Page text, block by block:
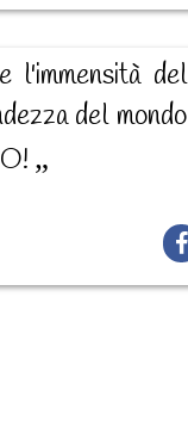
l'immensità del
del mondo